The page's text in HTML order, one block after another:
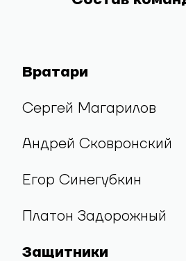
Состав
Вратари
Сергей Магарилов
Андрей Сковронский